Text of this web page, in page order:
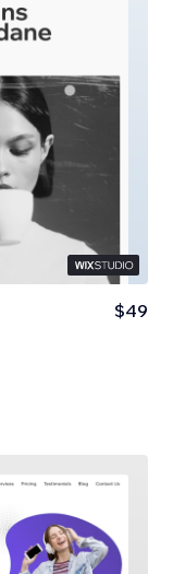
$49